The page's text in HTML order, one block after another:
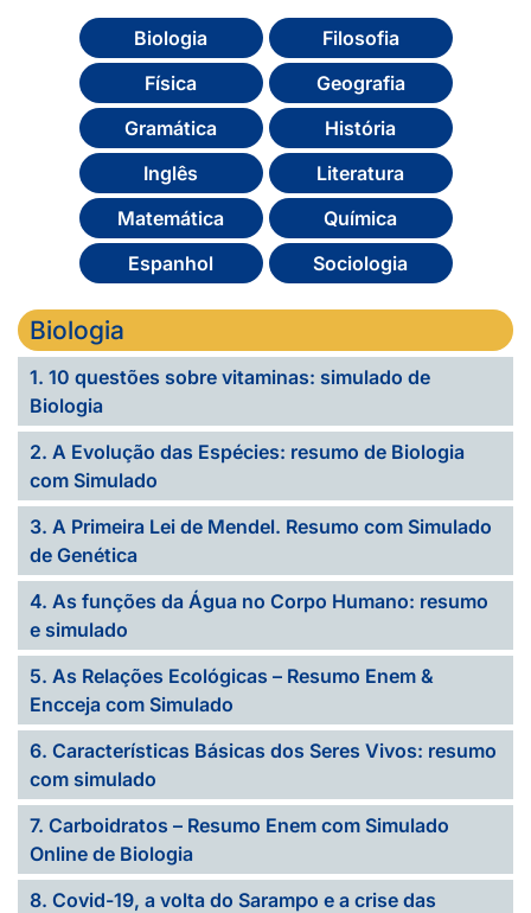
Biologia
Filosofia
Física
Geografia
Gramática
História
Inglês
Literatura
Matemática
Química
Espanhol
Sociologia
Biologia
1. 10 questões sobre vitaminas: simulado de
Biologia
2. A Evolução das Espécies: resumo de Biologia
com Simulado
3. A Primeira Lei de Mendel. Resumo com Simulado
de Genética
4. As funções da Água no Corpo Humano: resumo
e simulado
5. As Relações Ecológicas – Resumo Enem &
Encceja com Simulado
6. Características Básicas dos Seres Vivos: resumo
com simulado
7. Carboidratos – Resumo Enem com Simulado
Online de Biologia
8. Covid-19, a volta do Sarampo e a crise das